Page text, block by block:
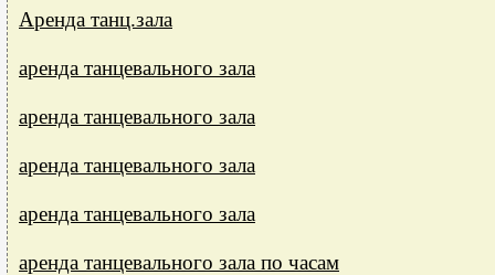
Аренда танц.зала
аренда танцевального зала
аренда танцевального зала
аренда танцевального зала
аренда танцевального зала
аренда танцевального зала по часам